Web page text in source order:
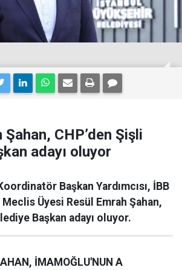
Şahan, CHP’den Şişli
adayı oluyor
Başkan Yardımcısı, İBB
Üyesi Resül Emrah Şahan,
Başkan adayı oluyor.
İMAMOĞLU'NUN A